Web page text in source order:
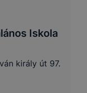
Iskola
király út 97.